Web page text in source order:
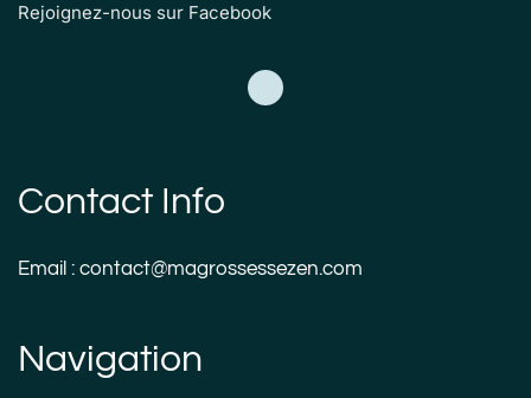
Rejoignez-nous sur Facebook
Contact Info
Email : contact@magrossessezen.com
Navigation